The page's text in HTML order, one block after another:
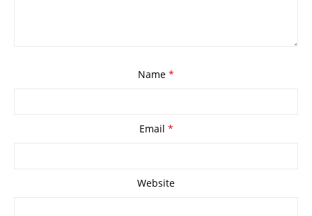
Name *
Email *
Website